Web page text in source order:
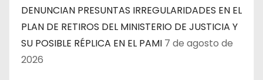
DENUNCIAN PRESUNTAS IRREGULARIDADES EN EL
PLAN DE RETIROS DEL MINISTERIO DE JUSTICIA Y
SU POSIBLE RÉPLICA EN EL PAMI 7 de agosto de
2026